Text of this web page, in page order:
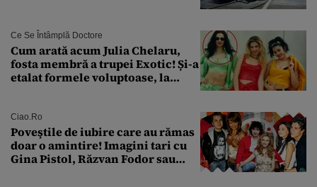
Ce Se Întâmplă Doctore
Cum arată acum Julia Chelaru,
fosta membră a trupei Exotic! Și-a
etalat formele voluptoase, la
Ciao.ro
Poveştile de iubire care au rămas
doar o amintire! Imagini tari cu
Gina Pistol, Răzvan Fodor sau